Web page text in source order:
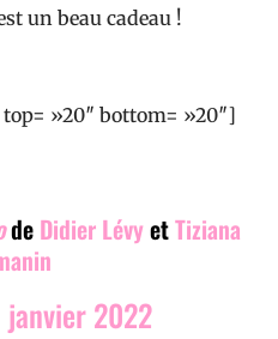
un beau cadeau !
»20″ bottom= »20″]
de Didier LévyetTiziana
2022